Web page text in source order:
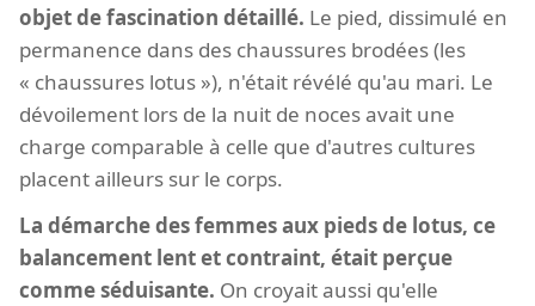
objet de fascination détaillé. Le pied, dissimulé en
permanence dans des chaussures brodées (les
« chaussures lotus »), n'était révélé qu'au mari. Le
dévoilement lors de la nuit de noces avait une
charge comparable à celle que d'autres cultures
placent ailleurs sur le corps.
La démarche des femmes aux pieds de lotus, ce
balancement lent et contraint, était perçue
comme séduisante. On croyait aussi qu'elle